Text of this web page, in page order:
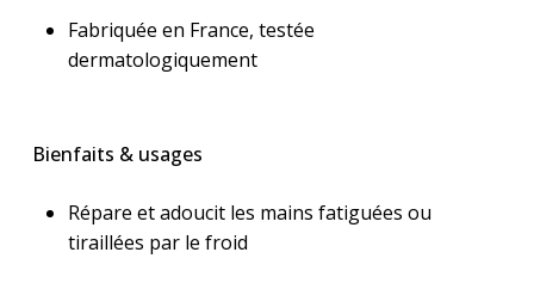
Fabriquée en France, testée
dermatologiquement
Bienfaits & usages
Répare et adoucit les mains fatiguées ou
tiraillées par le froid